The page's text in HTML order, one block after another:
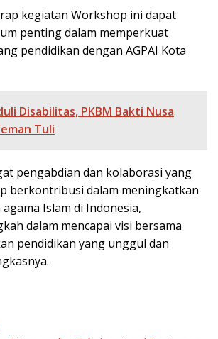
kegiatan Workshop ini dapat
penting dalam memperkuat
pendidikan dengan AGPAI Kota
Disabilitas, PKBM Bakti Nusa
Tuli
pengabdian dan kolaborasi yang
berkontribusi dalam meningkatkan
Islam di Indonesia,
dalam mencapai visi bersama
pendidikan yang unggul dan